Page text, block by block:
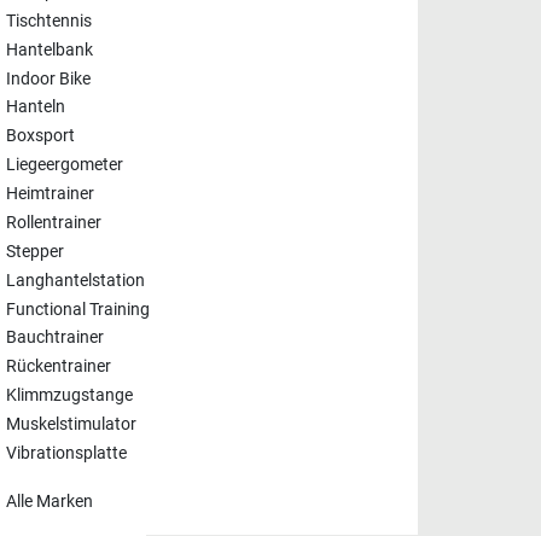
Tischtennis
Hantelbank
Indoor Bike
Hanteln
Boxsport
Liegeergometer
Heimtrainer
Rollentrainer
Stepper
Langhantelstation
Functional Training
Bauchtrainer
Rückentrainer
Klimmzugstange
Muskelstimulator
Vibrationsplatte
Alle Marken